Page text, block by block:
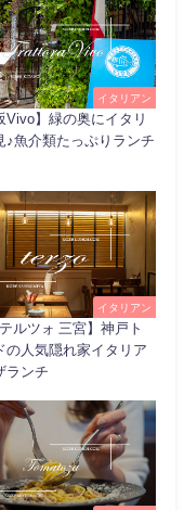
イタリアン
Vivo】緑の奥にイタリ
♪魚介類たっぷりランチ
イタリアン
テルツォ 三宮】神戸ト
の人気隠れ家イタリア
ランチ